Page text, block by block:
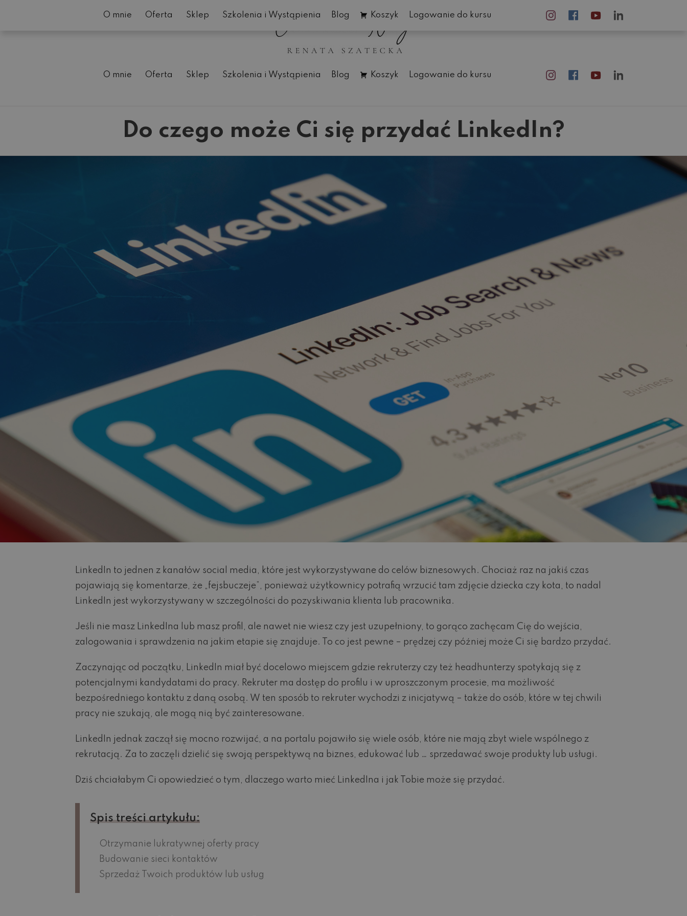
O mnie Oferta Sklep Szkolenia i Wystąpienia Blog Koszyk Logowanie do kursu
O mnie Oferta Sklep Szkolenia i Wystąpienia Blog Koszyk Logowanie do kursu
Do czego może Ci się przydać LinkedIn?
LinkedIn to jednen z kanałów social media, które jest wykorzystywane do celów biznesowych. Chociaż raz na jakiś czas
pojawiają się komentarze, że „fejsbuczeje”, ponieważ użytkownicy potrafią wrzucić tam zdjęcie dziecka czy kota, to nadal
LinkedIn jest wykorzystywany w szczególności do pozyskiwania klienta lub pracownika.
Jeśli nie masz LinkedIna lub masz profil, ale nawet nie wiesz czy jest uzupełniony, to gorąco zachęcam Cię do wejścia,
zalogowania i sprawdzenia na jakim etapie się znajduje. To co jest pewne – prędzej czy później może Ci się bardzo przydać.
Zaczynając od początku, LinkedIn miał być docelowo miejscem gdzie rekruterzy czy też headhunterzy spotykają się z
potencjalnymi kandydatami do pracy. Rekruter ma dostęp do profilu i w uproszczonym procesie, ma możliwość
bezpośredniego kontaktu z daną osobą. W ten sposób to rekruter wychodzi z inicjatywą – także do osób, które w tej chwili
pracy nie szukają, ale mogą nią być zainteresowane.
LinkedIn jednak zaczął się mocno rozwijać, a na portalu pojawiło się wiele osób, które nie mają zbyt wiele wspólnego z
rekrutacją. Za to zaczęli dzielić się swoją perspektywą na biznes, edukować lub … sprzedawać swoje produkty lub usługi.
Dziś chciałabym Ci opowiedzieć o tym, dlaczego warto mieć LinkedIna i jak Tobie może się przydać.
Spis treści artykułu:
Otrzymanie lukratywnej oferty pracy
Budowanie sieci kontaktów
Sprzedaż Twoich produktów lub usług